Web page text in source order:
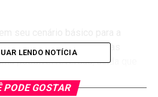
de risco em ambas as
possível reversão, ainda que
em moeda local
LENDO NOTÍCIA
PODE GOSTAR